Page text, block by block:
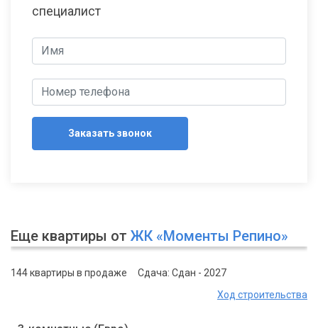
специалист
Заказать звонок
Еще квартиры от ЖК «Моменты Репино»
144 квартиры в продаже
Сдача: Сдан - 2027
Ход строительства